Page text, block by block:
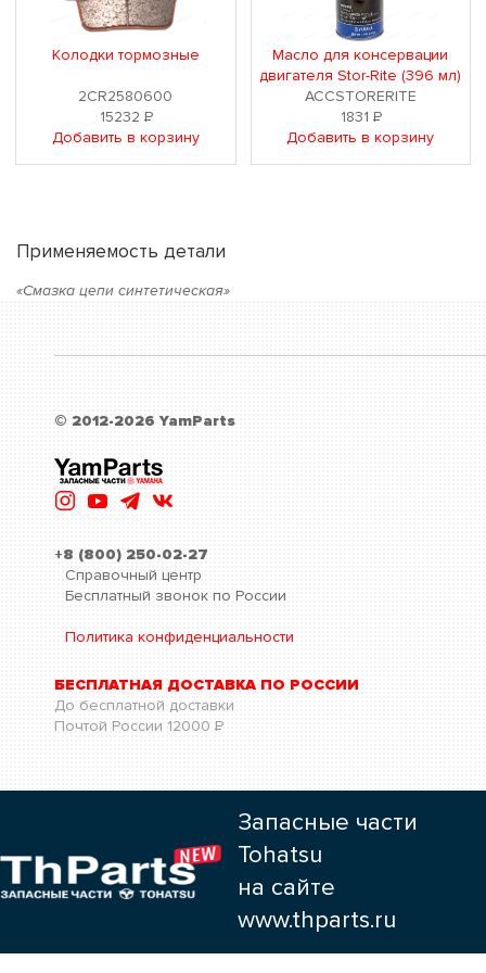
Колодки тормозные
2CR2580600
15232Р
Добавить в корзину
Масло для консервации
двигателя Stor-Rite (396 мл)
ACCSTORERITE
1831Р
Добавить в корзину
Применяемость детали
«Смазка цепи синтетическая»
© 2012-2026 YamParts
+8 (800) 250-02-27
Справочный центр
Бесплатный звонок по России
Политика конфиденциальности
БЕСПЛАТНАЯ ДОСТАВКА ПО РОССИИ
До бесплатной доставки
Почтой России 12000 Р
Запасные части
Tohatsu
на сайте
www.thparts.ru